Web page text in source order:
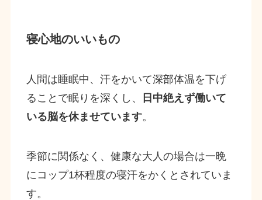
寝心地のいいもの
人間は睡眠中、汗をかいて深部体温を下げ
ることで眠りを深くし、
日中絶えず働いて
いる脳を休ませています。
季節に関係なく、健康な大人の場合は一晩
にコップ1杯程度の寝汗をかくとされていま
す。